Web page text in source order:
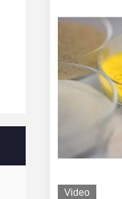
Video